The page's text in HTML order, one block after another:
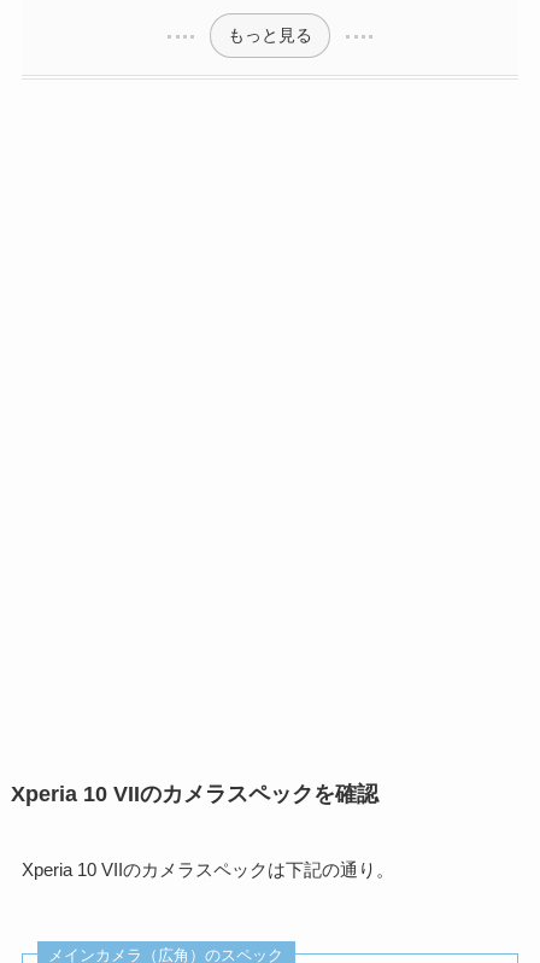
もっと見る
Xperia 10 VIIのカメラスペックを確認
Xperia 10 VIIのカメラスペックは下記の通り。
メインカメラ（広角）のスペック